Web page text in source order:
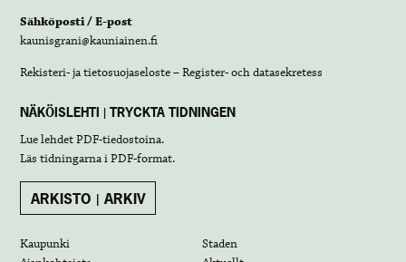
Sähköposti / E-post
kaunisgrani@kauniainen.fi
Rekisteri- ja tietosuojaseloste – Register- och datasekretess
NÄKÖISLEHTI | TRYCKTA TIDNINGEN
Lue lehdetPDF-tiedostoina.
Läs tidningarna iPDF-format.
ARKISTO | ARKIV
Kaupunki
Staden